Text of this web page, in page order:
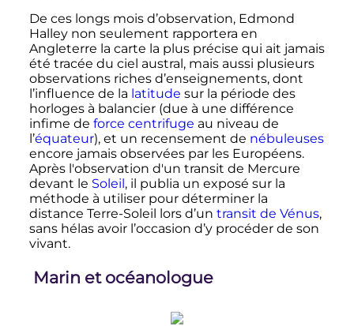
De ces longs mois d’observation, Edmond
Halley non seulement rapportera en
Angleterre la carte la plus précise qui ait jamais
été tracée du ciel austral, mais aussi plusieurs
observations riches d’enseignements, dont
l’influence de la latitude sur la période des
horloges à balancier (due à une différence
infime de force centrifuge au niveau de
l’équateur), et un recensement de nébuleuses
encore jamais observées par les Européens.
Après l'observation d'un transit de Mercure
devant le Soleil, il publia un exposé sur la
méthode à utiliser pour déterminer la
distance Terre-Soleil lors d’un transit de Vénus,
sans hélas avoir l’occasion d’y procéder de son
vivant.
Marin et océanologue